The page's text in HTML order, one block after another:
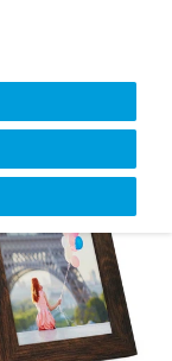
de 11,99 €